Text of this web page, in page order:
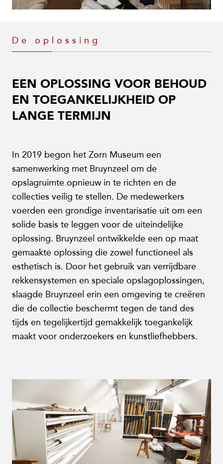
De oplossing
EEN OPLOSSING VOOR BEHOUD
EN TOEGANKELIJKHEID OP
LANGE TERMIJN
In 2019 begon het Zorn Museum een
samenwerking met Bruynzeel om de
opslagruimte opnieuw in te richten en de
collecties veilig te stellen. De medewerkers
voerden een grondige inventarisatie uit om een
solide basis te leggen voor de uiteindelijke
oplossing. Bruynzeel ontwikkelde een op maat
gemaakte oplossing die zowel functioneel als
esthetisch is. Door het gebruik van verrijdbare
rekkensystemen en speciale opslagoplossingen,
slaagde Bruynzeel erin een omgeving te creëren
die de collectie beschermt tegen de tand des
tijds en tegelijkertijd gemakkelijk toegankelijk
maakt voor onderzoekers en kunstliefhebbers.